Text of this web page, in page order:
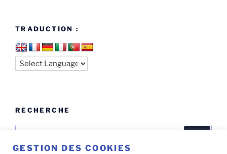
i
e
TRADUCTION :
RECHERCHE
Recherche
GESTION DES COOKIES